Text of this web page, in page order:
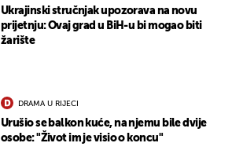
Ukrajinski stručnjak upozorava na novu
prijetnju: Ovaj grad u BiH-u bi mogao biti
žarište
DRAMA U RIJECI
Urušio se balkon kuće, na njemu bile dvije
osobe: "Život im je visio o koncu"